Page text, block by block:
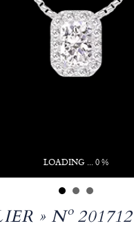
LOADING ... 0 %
» Nº 201712